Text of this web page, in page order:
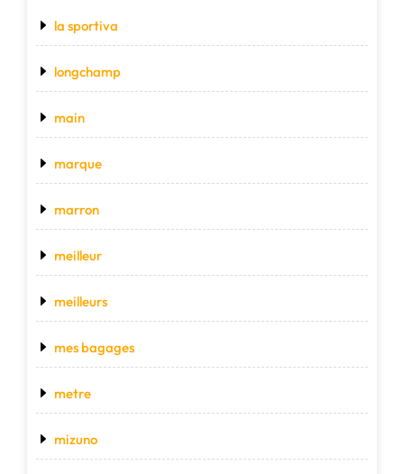
la sportiva
longchamp
main
marque
marron
meilleur
meilleurs
mes bagages
metre
mizuno